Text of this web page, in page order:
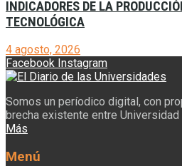
INDICADORES DE LA
TECNOLÓGICA
4 agosto, 2026
Facebook Instagram
Somos un períodico digital, con
brecha existente entre Universidad
Más
Menú